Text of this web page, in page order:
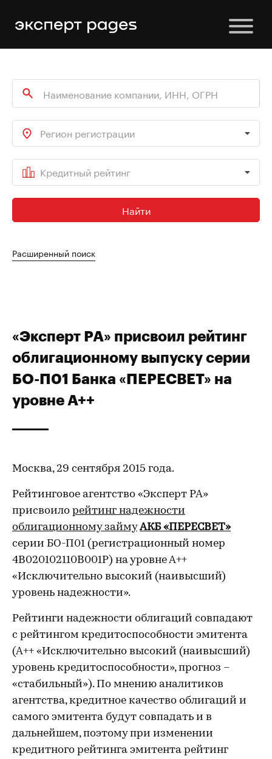
Регион регистрации
Кредитный рейтинг
Найти
Расширенный поиск
«Эксперт РА» присвоил рейтинг
облигационному выпуску серии
БО-П01 Банка «ПЕРЕСВЕТ» на
уровне А++
Москва, 29 сентября 2015 года.
Рейтинговое агентство «Эксперт РА»
присвоило рейтинг надежности
облигационному займу АКБ «ПЕРЕСВЕТ»
серии БО-П01 (регистрационный номер
4B020102110B001P) на уровне А++
«Исключительно высокий (наивысший)
уровень надежности».
Рейтинги надежности облигаций совпадают
с рейтингом кредитоспособности эмитента
(А++ «Исключительно высокий (наивысший)
уровень кредитоспособности», прогноз –
«стабильный»). По мнению аналитиков
агентства, кредитное качество облигаций и
самого эмитента будут совпадать и в
дальнейшем, поэтому при изменении
кредитного рейтинга эмитента рейтинг